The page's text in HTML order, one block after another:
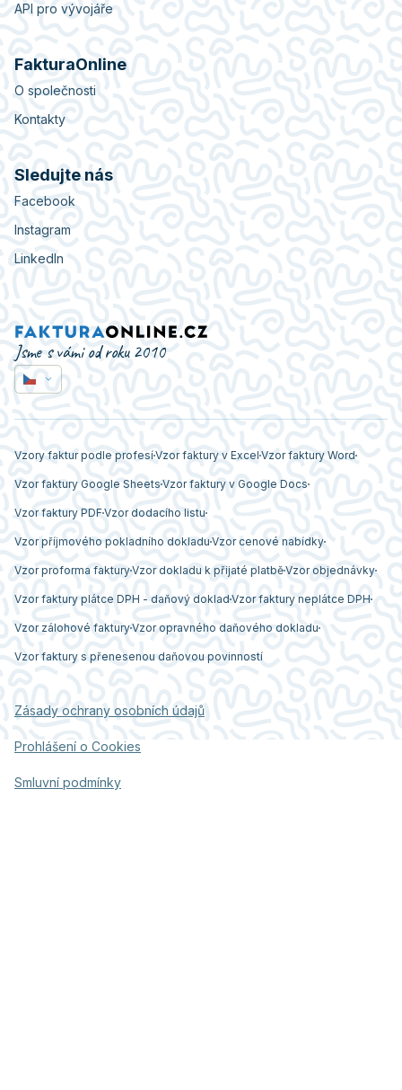
API pro vývojáře
FakturaOnline
O společnosti
Kontakty
Sledujte nás
Facebook
Instagram
LinkedIn
Jsme s vámi od roku 2010
Vzory faktur podle profesíVzor faktury v Excel Vzor faktury Word
Vzor faktury Google Sheets Vzor faktury v Google Docs
Vzor faktury PDF Vzor dodacího listu
Vzor příjmového pokladního dokladu Vzor cenové nabídky
Vzor proforma fakturyVzor dokladu k přijaté platběVzor objednávky
Vzor faktury plátce DPH - daňový doklad Vzor faktury neplátce DPH
Vzor zálohové fakturyVzor opravného daňového dokladu
Vzor faktury s přenesenou daňovou povinností
Zásady ochrany osobních údajů
Prohlášení o Cookies
Smluvní podmínky